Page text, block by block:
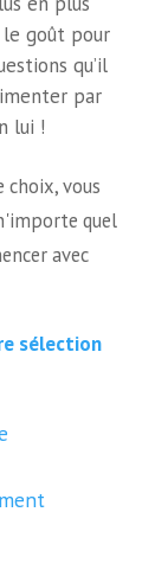
le goût pour
qu’il
par
lui !
choix, vous
quel
avec
sélection